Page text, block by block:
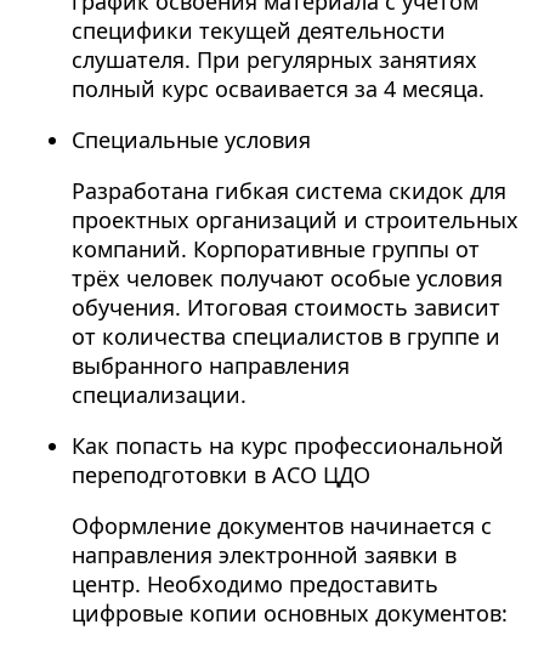
специфики текущей деятельности
слушателя. При регулярных занятиях
полный курс осваивается за 4 месяца.
Специальные условия
Разработана гибкая система скидок для
проектных организаций и строительных
компаний. Корпоративные группы от
трёх человек получают особые условия
обучения. Итоговая стоимость зависит
от количества специалистов в группе и
выбранного направления
специализации.
Как попасть на курс профессиональной
переподготовки в АСО ЦДО
Оформление документов начинается с
направления электронной заявки в
центр. Необходимо предоставить
цифровые копии основных документов: